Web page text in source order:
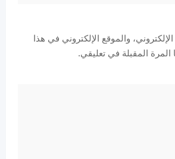
والموقع الإلكتروني في هذا
المقبلة في تعليقي.